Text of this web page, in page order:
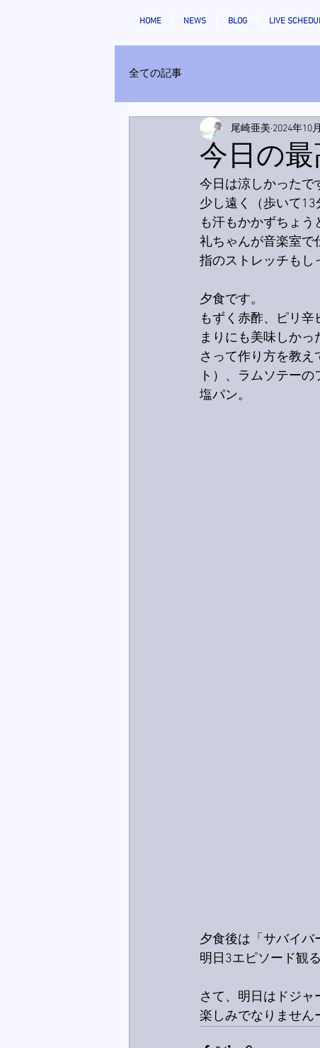
HOME NEWS BLOG LIVE
全ての記事
今日の
尾崎亜美 2024年10
今日は涼しかった
少し遠く（歩いて
も汗もかかずちょう
礼ちゃんが音楽室で
指のストレッチもし
夕食です。
もずく赤酢、ピリ
まりにも美味しか
さって作り方を教
ト）、ラムソテー
塩パン。
夕食後は「サバイバ
明日3エピソード観
さて、明日はドジ
楽しみでなりません